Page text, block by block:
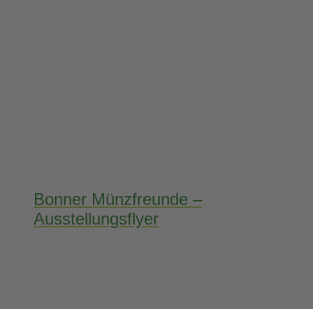
Bonner Münzfreunde –
Ausstellungsflyer